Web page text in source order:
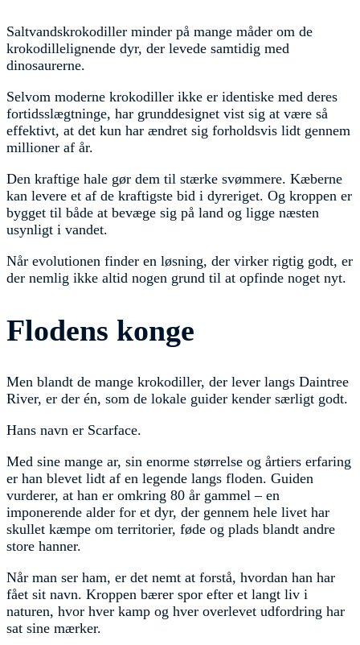
Saltvandskrokodiller minder på mange måder om de
krokodillelignende dyr, der levede samtidig med
dinosaurerne.
Selvom moderne krokodiller ikke er identiske med deres
fortidsslægtninge, har grunddesignet vist sig at være så
effektivt, at det kun har ændret sig forholdsvis lidt gennem
millioner af år.
Den kraftige hale gør dem til stærke svømmere. Kæberne
kan levere et af de kraftigste bid i dyreriget. Og kroppen er
bygget til både at bevæge sig på land og ligge næsten
usynligt i vandet.
Når evolutionen finder en løsning, der virker rigtig godt, er
der nemlig ikke altid nogen grund til at opfinde noget nyt.
Flodens konge
Men blandt de mange krokodiller, der lever langs Daintree
River, er der én, som de lokale guider kender særligt godt.
Hans navn er Scarface.
Med sine mange ar, sin enorme størrelse og årtiers erfaring
er han blevet lidt af en legende langs floden. Guiden
vurderer, at han er omkring 80 år gammel – en
imponerende alder for et dyr, der gennem hele livet har
skullet kæmpe om territorier, føde og plads blandt andre
store hanner.
Når man ser ham, er det nemt at forstå, hvordan han har
fået sit navn. Kroppen bærer spor efter et langt liv i
naturen, hvor hver kamp og hver overlevet udfordring har
sat sine mærker.